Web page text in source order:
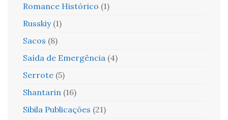
Romance Histórico (1)
Russkiy (1)
Sacos (8)
Saída de Emergência (4)
Serrote (5)
Shantarin (16)
Sibila Publicações (21)